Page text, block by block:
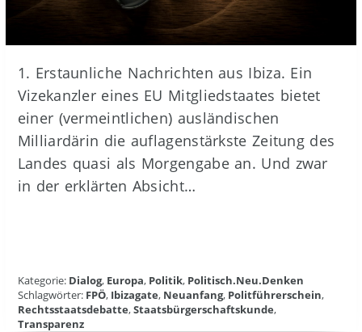
1. Erstaunliche Nachrichten aus Ibiza. Ein
Vizekanzler eines EU Mitgliedstaates bietet
einer (vermeintlichen) ausländischen
Milliardärin die auflagenstärkste Zeitung des
Landes quasi als Morgengabe an. Und zwar
in der erklärten Absicht…
Kategorie: Dialog, Europa, Politik, Politisch.Neu.Denken
Schlagwörter: FPÖ, Ibizagate, Neuanfang, Politführerschein,
Rechtsstaatsdebatte,Staatsbürgerschaftskunde,
Transparenz